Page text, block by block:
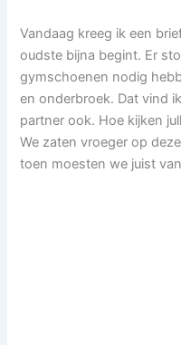
Vandaag kreeg ik een
oudste bijna begint. Er
gymschoenen nodig
en onderbroek. Dat vind
partner ook. Hoe kijken
We zaten vroeger op
toen moesten we juist